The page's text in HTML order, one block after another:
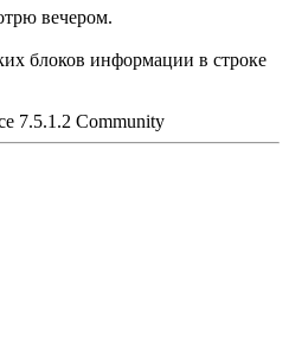
вечером.
блоков информации в строке
7.5.1.2 Community